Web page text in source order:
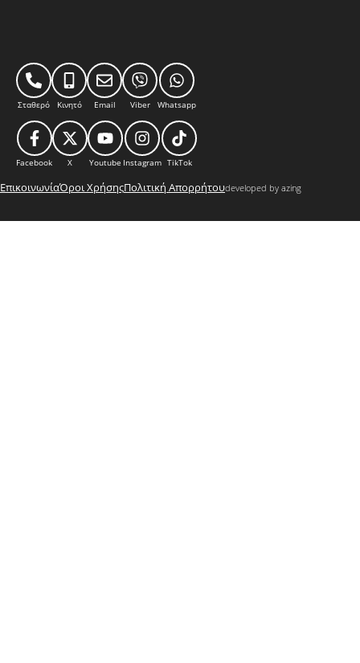
Σταθερό Κινητό Email Viber Whatsapp
Facebook X Youtube Instagram TikTok
ΕπικοινωνίαΌροι ΧρήσηςΠολιτική Απορρήτουdeveloped by azing